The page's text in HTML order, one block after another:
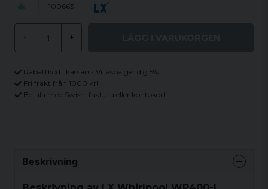
100663
- +
Rabattkod i kassan - Villaspa ger dig 5%
Fri frakt från 1000 kr!
Betala med Swish, faktura eller kontokort
Beskrivning